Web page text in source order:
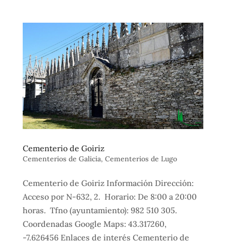
Cementerio de Goiriz
Cementerios de Galicia, Cementerios de Lugo
Cementerio de Goiriz Información Dirección:
Acceso por N-632, 2. Horario: De 8:00 a 20:00
horas. Tfno (ayuntamiento): 982 510 305.
Coordenadas Google Maps: 43.317260,
-7.626456 Enlaces de interés Cementerio de